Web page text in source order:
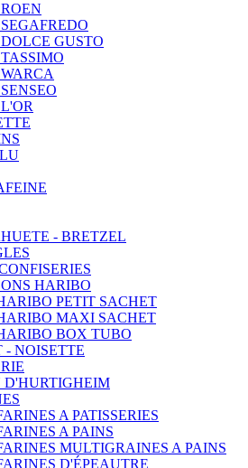
GUSTO
- BRETZEL
HARIBO
PETIT SACHET
MAXI SACHET
BOX TUBO
- NOISETTE
D'HURTIGHEIM
A PATISSERIES
A PAINS
MULTIGRAINES A PAINS
D'ÉPEAUTRE